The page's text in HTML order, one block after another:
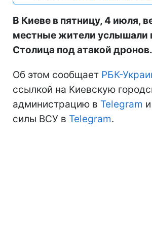
В Киеве в пятницу, 4 июля,
местные жители услышали
Столица под атакой дронов.
Об этом сообщает РБК-
ссылкой на Киевскую
администрацию в Telegram
силы ВСУ в Telegram.